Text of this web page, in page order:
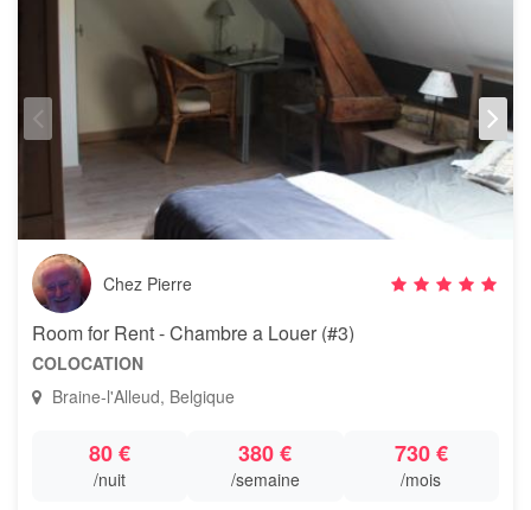
Chez Pierre
Room for Rent - Chambre a Louer (#3)
COLOCATION
Braine-l'Alleud, Belgique
80 €
/nuit
380 €
/semaine
730 €
/mois